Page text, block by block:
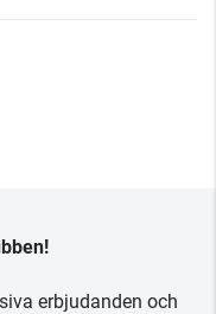
erbjudanden och